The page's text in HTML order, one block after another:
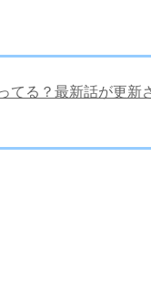
てる？最新話が更新